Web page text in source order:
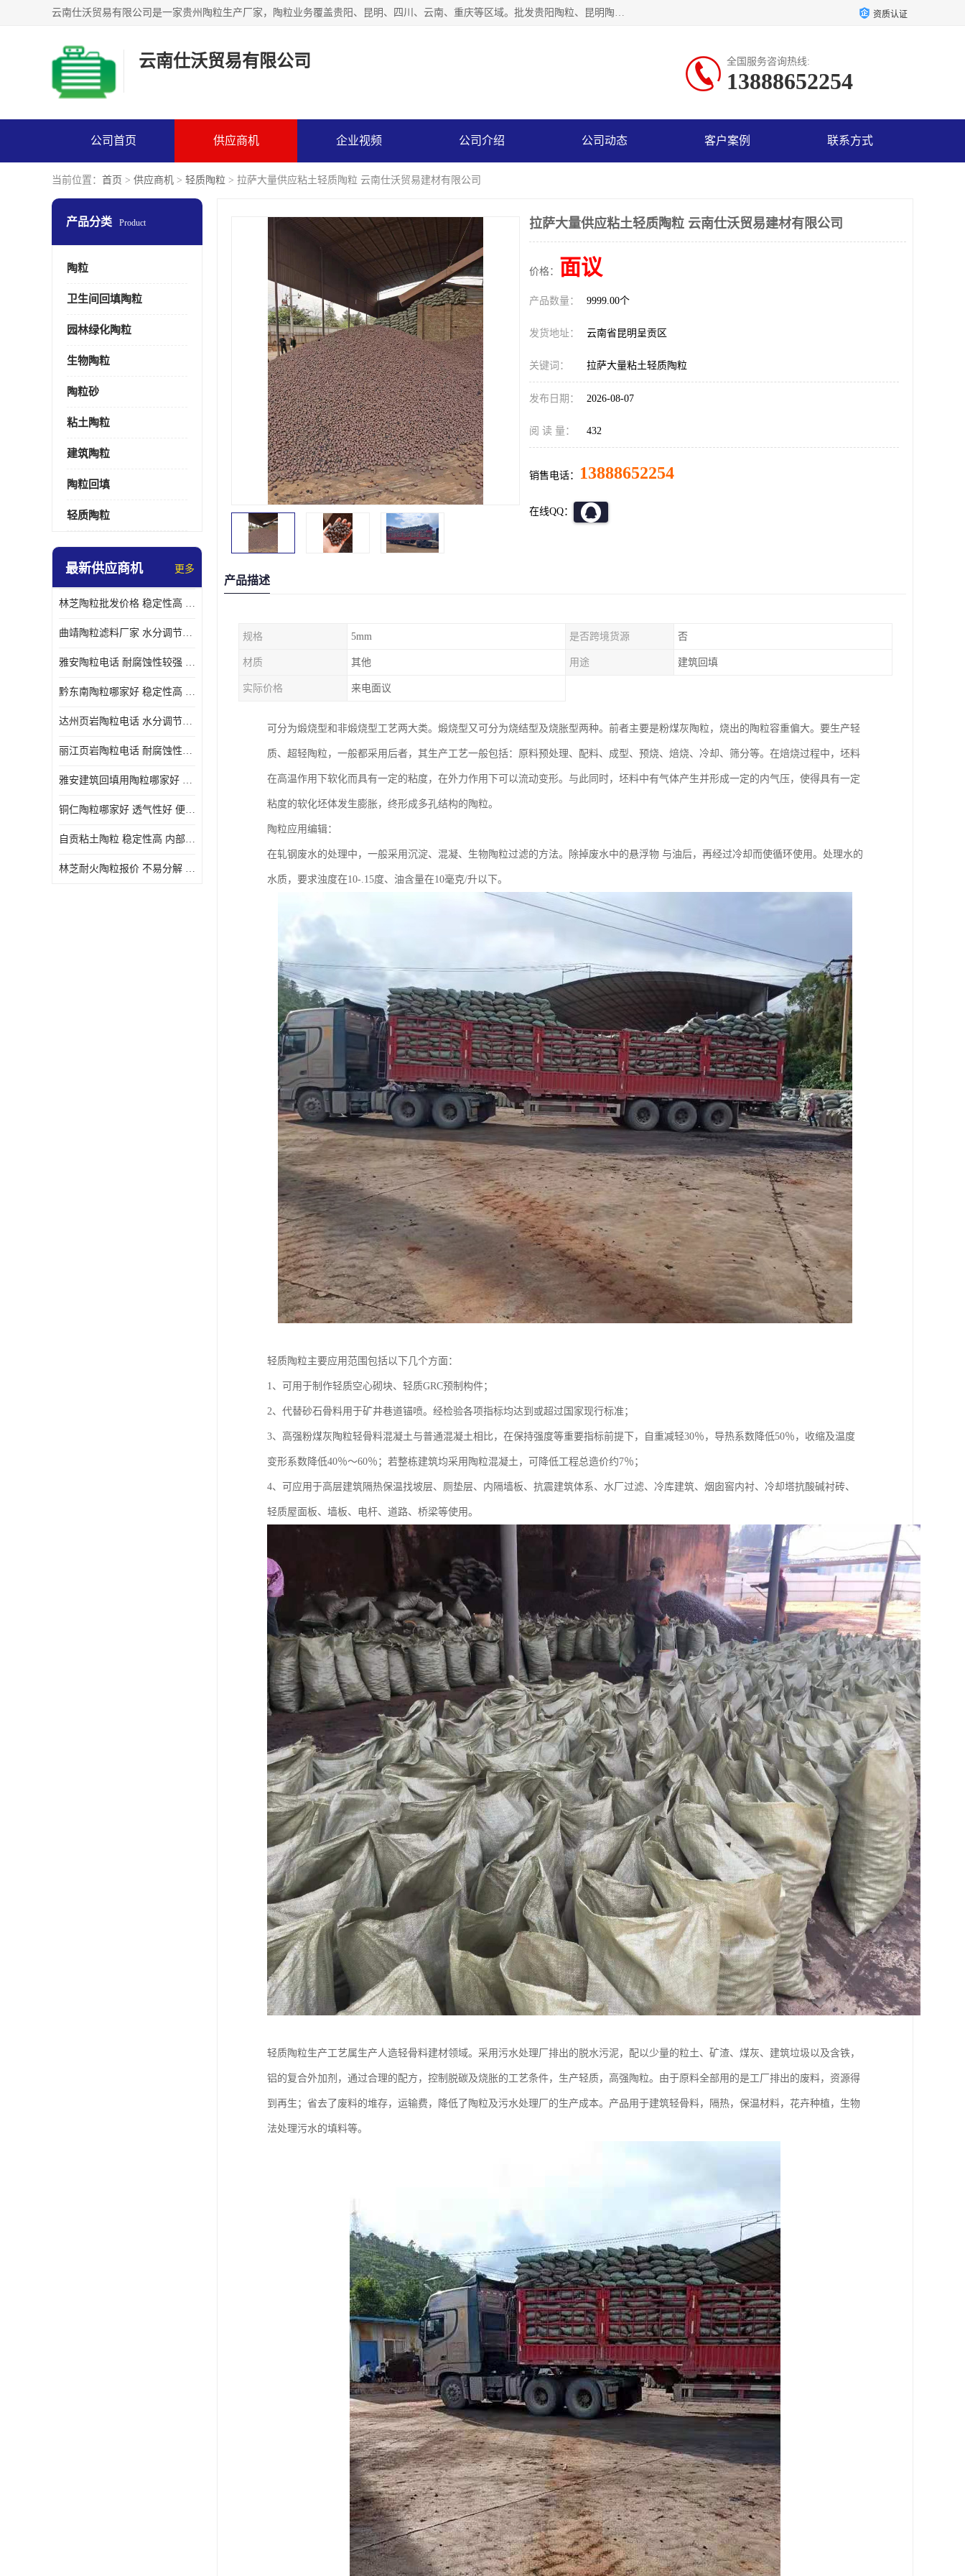
云南仕沃贸易有限公司是一家贵州陶粒生产厂家，陶粒业务覆盖贵阳、昆明、四川、云南、重庆等区域。批发贵阳陶粒、昆明陶粒、四川陶粒、云南陶粒、重庆陶粒，服务热线：*。仕沃贸易建材致力于建筑产业化、绿色建筑体系、产品和系统应用解决方案的企业。研发生产、销售和推广绿色建筑体系、建筑产业化体系的各种环保建筑产品。 资质认证
云南仕沃贸易有限公司 全国服务咨询热线:
13888652254
公司首页 供应商机 企业视频 公司介绍 公司动态 客户案例 联系方式
当前位置： 首页 > 供应商机 > 轻质陶粒 > 拉萨大量供应粘土轻质陶粒 云南仕沃贸易建材有限公司
产品分类 Product
陶粒
卫生间回填陶粒
园林绿化陶粒
生物陶粒
陶粒砂
粘土陶粒
建筑陶粒
陶粒回填
轻质陶粒
最新供应商机 更多
林芝陶粒批发价格 稳定性高 便于搬运和使用
曲靖陶粒滤料厂家 水分调节性好 长期使用寿命较长
雅安陶粒电话 耐腐蚀性较强 长期使用寿命较长
黔东南陶粒哪家好 稳定性高 长期使用寿命较长
达州页岩陶粒电话 水分调节性好 密度低 重量轻
丽江页岩陶粒电话 耐腐蚀性较强 便于搬运和使用
雅安建筑回填用陶粒哪家好 孔隙率高 比重轻 密度较小
铜仁陶粒哪家好 透气性好 便于搬运和使用
自贡粘土陶粒 稳定性高 内部空隙较大
林芝耐火陶粒报价 不易分解 便于搬运和使用
拉萨大量供应粘土轻质陶粒 云南仕沃贸易建材有限公司
价格： 面议
产品数量： 9999.00个
发货地址： 云南省昆明呈贡区
关键词： 拉萨大量粘土轻质陶粒
发布日期： 2026-08-07
阅 读 量： 432
销售电话： 13888652254
在线QQ：
产品描述
规格 5mm 是否跨境货源 否
材质 其他 用途 建筑回填
实际价格 来电面议
可分为煅烧型和非煅烧型工艺两大类。煅烧型又可分为烧结型及烧胀型两种。前者主要是粉煤灰陶粒，烧出的陶粒容重偏大。要生产轻
质、超轻陶粒，一般都采用后者，其生产工艺一般包括：原料预处理、配料、成型、预烧、焙烧、冷却、筛分等。在焙烧过程中，坯料
在高温作用下软化而具有一定的粘度，在外力作用下可以流动变形。与此同时，坯料中有气体产生并形成一定的内气压，使得具有一定
粘度的软化坯体发生膨胀，终形成多孔结构的陶粒。
陶粒应用编辑：
在轧钢废水的处理中，一般采用沉淀、混凝、生物陶粒过滤的方法。除掉废水中的悬浮物 与油后，再经过冷却而使循环使用。处理水的
水质，要求浊度在10-.15度、油含量在10毫克/升以下。
轻质陶粒主要应用范围包括以下几个方面：
1、可用于制作轻质空心砌块、轻质GRC预制构件；
2、代替砂石骨料用于矿井巷道锚喷。经检验各项指标均达到或超过国家现行标准；
3、高强粉煤灰陶粒轻骨料混凝土与普通混凝土相比，在保持强度等重要指标前提下，自重减轻30％，导热系数降低50％，收缩及温度
变形系数降低40％～60％；若整栋建筑均采用陶粒混凝土，可降低工程总造价约7％；
4、可应用于高层建筑隔热保温找坡层、厕垫层、内隔墙板、抗震建筑体系、水厂过滤、冷库建筑、烟囱窖内衬、冷却塔抗酸碱衬砖、
轻质屋面板、墙板、电杆、道路、桥梁等使用。
轻质陶粒生产工艺属生产人造轻骨料建材领域。采用污水处理厂排出的脱水污泥，配以少量的粒土、矿渣、煤灰、建筑垃圾以及含铁，
铝的复合外加剂，通过合理的配方，控制脱碳及烧胀的工艺条件，生产轻质，高强陶粒。由于原料全部用的是工厂排出的废料，资源得
到再生；省去了废料的堆存，运输费，降低了陶粒及污水处理厂的生产成本。产品用于建筑轻骨料，隔热，保温材料，花卉种植，生物
法处理污水的填料等。